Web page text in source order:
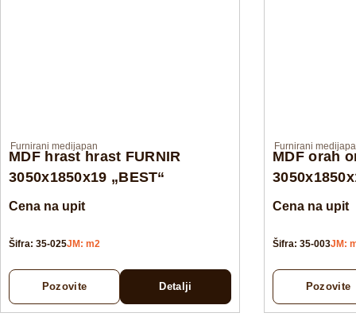
Furnirani medijapan
MDF hrast hrast FURNIR
3050x1850x19 „BEST“
Cena na upit
Šifra: 35-025JM: m2
Pozovite Detalji
Furnirani
MDF orah
Cena na upit
Šifra: 35-003JM:
Pozovite